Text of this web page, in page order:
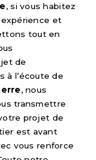
, si vous habitez
expérience et
tout en
de
à l’écoute de
, nous
transmettre
projet de
est avant
vous renforce